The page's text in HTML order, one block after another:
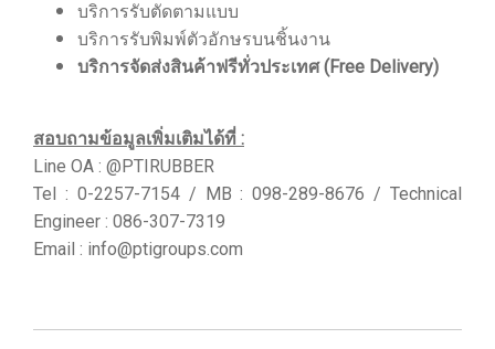
บริการรับตัดตามแบบ
บริการรับพิมพ์ตัวอักษรบนชิ้นงาน
บริการจัดส่งสินค้าฟรีทั่วประเทศ (Free Delivery)
สอบถามข้อมูลเพิ่มเติมได้ที่ :
Line OA : @PTIRUBBER
Tel : 0-2257-7154 / MB : 098-289-8676 / Technical
Engineer : 086-307-7319
Email : info@ptigroups.com